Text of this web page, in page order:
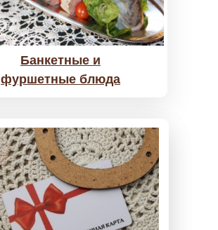
Банкетные и
фуршетные блюда